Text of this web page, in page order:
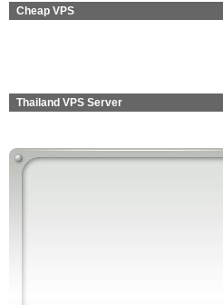
Cheap VPS
Thailand VPS Server